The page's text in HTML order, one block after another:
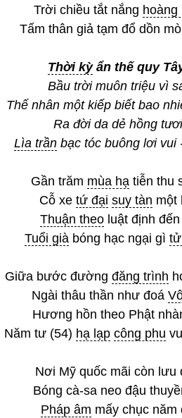
Trời chiều tắt nắng hoàng
Tấm thân giả tạm đổ dồn
Thời kỳẩn thế quy
Bầu trời muôn triệu vì
Thế nhân một kiếp biết bao
Ra đời da dẻ hồng tươi
Lìa trần bạc tóc buông lơi vui
Gần trăm mùa hạ tiễn thu
Cỗ xe tứ đại suy tàn một
Thuận theo luật định
Tuổi già bóng hạc ngại gì
Giữa bước đường đăng trình
Ngài thâu thần như đoá
Hương hồn theo Phật
Năm tư (54) hạ lạp công phu
Nơi Mỹ quốc mãi còn lưu
Bóng cà-sa neo đậu
Pháp âm mấy chục năm